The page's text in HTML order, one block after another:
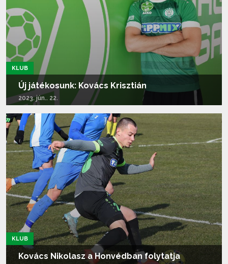
KLUB
Új játékosunk: Kovács Krisztián
2023. jún.. 22.
Tovább olvasom...
KLUB
Kovács Nikolasz a Honvédban folytatja